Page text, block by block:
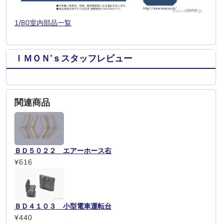
1/80室内部品一覧
ＩＭＯＮ’ｓスタッフレビュー
関連商品
ＢＤ５０２２ エアーホース右
¥616
ＢＤ４１０３ 小型電車運転台
¥440